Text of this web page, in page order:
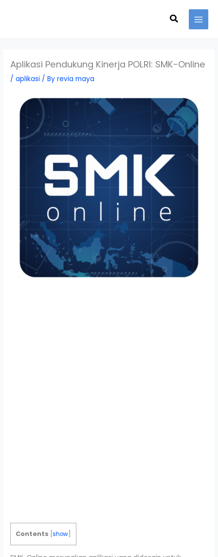
Search
Aplikasi Pendukung Kinerja POLRI: SMK-Online
/aplikasi / Byrevia maya
Contents [show